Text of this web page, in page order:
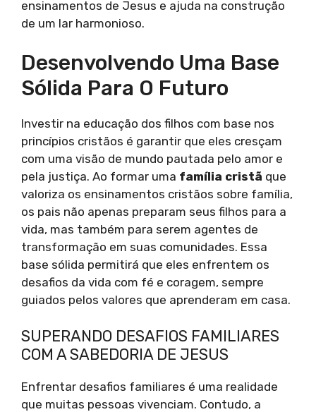
ensinamentos de Jesus e ajuda na construção
de um lar harmonioso.
Desenvolvendo Uma Base
Sólida Para O Futuro
Investir na educação dos filhos com base nos
princípios cristãos é garantir que eles cresçam
com uma visão de mundo pautada pelo amor e
pela justiça. Ao formar uma família cristã que
valoriza os ensinamentos cristãos sobre família,
os pais não apenas preparam seus filhos para a
vida, mas também para serem agentes de
transformação em suas comunidades. Essa
base sólida permitirá que eles enfrentem os
desafios da vida com fé e coragem, sempre
guiados pelos valores que aprenderam em casa.
SUPERANDO DESAFIOS FAMILIARES
COM A SABEDORIA DE JESUS
Enfrentar desafios familiares é uma realidade
que muitas pessoas vivenciam. Contudo, a